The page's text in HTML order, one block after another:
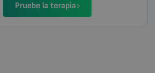
Pruebe la terapia